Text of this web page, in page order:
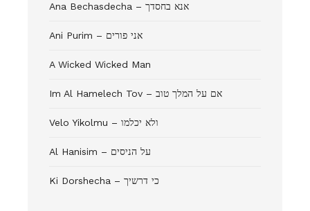
Ana Bechasdecha – אנא בחסדך
Ani Purim – אני פורים
A Wicked Wicked Man
Im Al Hamelech Tov – אם על המלך טוב
Velo Yikolmu – ולא יכלמו
Al Hanisim – על הניסים
Ki Dorshecha – כי דרשיך